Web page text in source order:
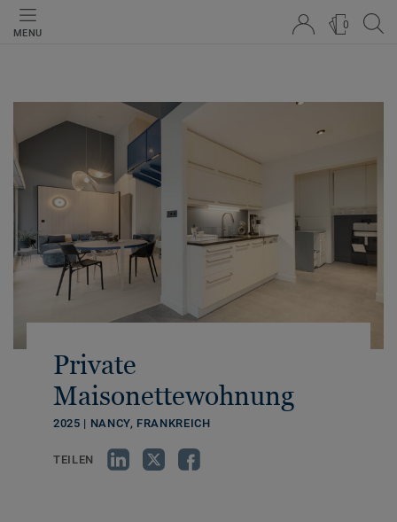
MENU
0
Private
Maisonettewohnung
2025 | NANCY, FRANKREICH
TEILEN